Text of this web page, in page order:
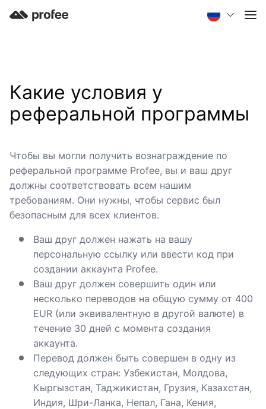
Какие условия у
реферальной программы
Чтобы вы могли получить вознаграждение по
реферальной программе Profee, вы и ваш друг
должны соответствовать всем нашим
требованиям. Они нужны, чтобы сервис был
безопасным для всех клиентов.
Ваш друг должен нажать на вашу
персональную ссылку или ввести код при
создании аккаунта Profee.
Ваш друг должен совершить один или
несколько переводов на общую сумму от 400
EUR (или эквивалентную в другой валюте) в
течение 30 дней с момента создания
аккаунта.
Перевод должен быть совершен в одну из
следующих стран: Узбекистан, Молдова,
Кыргызстан, Таджикистан, Грузия, Казахстан,
Индия, Шри-Ланка, Непал, Гана, Кения,